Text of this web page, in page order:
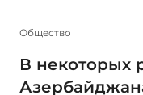
Общество
В некоторых